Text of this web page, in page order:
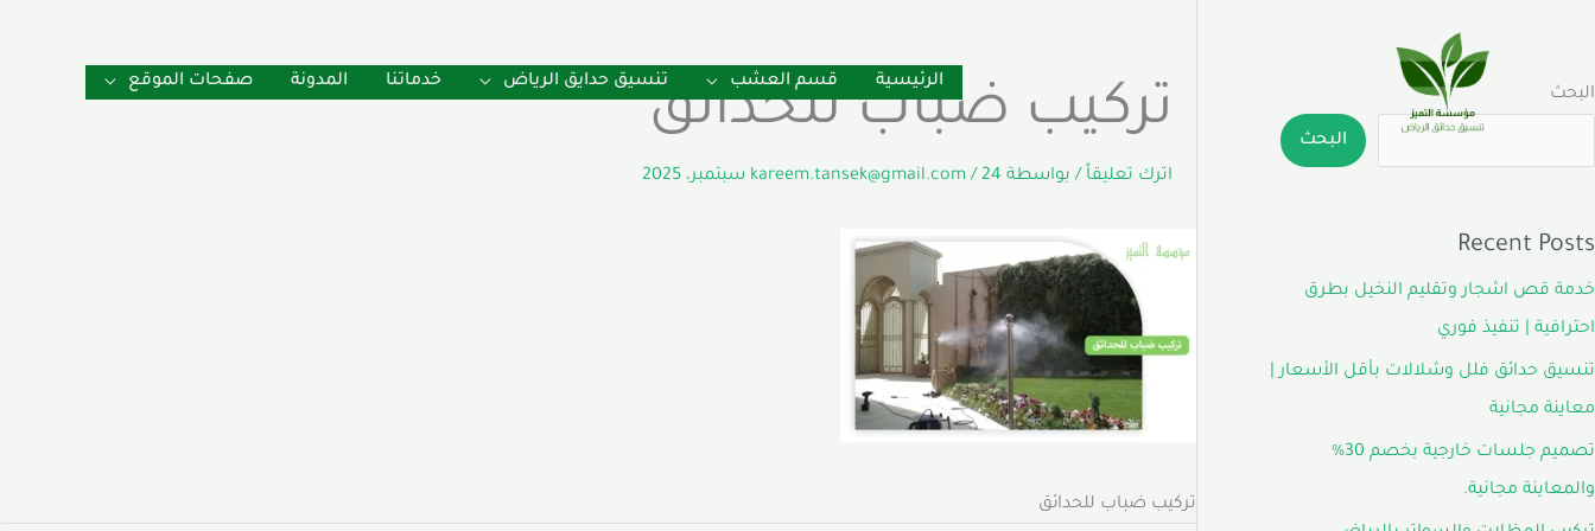
المحتوى
الرئيسية قسم العشب تنسيق حدايق الرياض خدماتنا المدونة صفحات الموقع
البحث
البحث
Recent Posts
خدمة قص اشجار وتقليم النخيل بطرق
احترافية | تنفيذ فوري
تنسيق حدائق فلل وشلالات بأقل الأسعار |
معاينة مجانية
تصميم جلسات خارجية بخصم 30%
والمعاينة مجانية.
تركيب ضباب للحدائق
اترك تعليقاً / بواسطة kareem.tansek@gmail.com/ 24 سبتمبر، 2025
تركيب ضباب للحدائق